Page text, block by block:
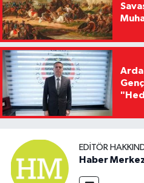
EDITÖR
Haber